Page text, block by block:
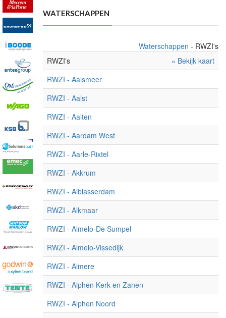
WATERSCHAPPEN
Waterschappen - RWZI's
RWZI's
» Bekijk kaart
RWZI - Aalsmeer
RWZI - Aalst
RWZI - Aalten
RWZI - Aardam West
RWZI - Aarle-Rixtel
RWZI - Akkrum
RWZI - Alblasserdam
RWZI - Alkmaar
RWZI - Almelo-De Sumpel
RWZI - Almelo-Vissedijk
RWZI - Almere
RWZI - Alphen Kerk en Zanen
RWZI - Alphen Noord